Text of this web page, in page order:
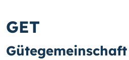
GET
Gütegemeinschaft